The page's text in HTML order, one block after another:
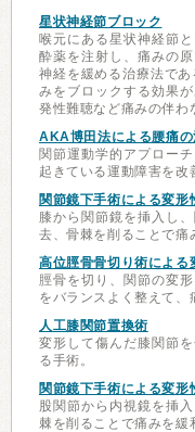
星状神経節ブロック
喉元にある星状神経節
酔薬を注射し、痛みの
神経を緩める治療法で
みをブロックする効果
発性難聴など痛みの伴わ
AKA博田法による腰痛の
関節運動学的アプロー
起きている運動障害を改
関節鏡下手術による変形
膝から関節鏡を挿入し
去、骨棘を削ることで痛
高位脛骨骨切り術による
脛骨を切り、関節の変
をバランスよく整えて、
人工膝関節置換術
変形して傷んだ膝関節
る手術。
関節鏡下手術による変形
股関節から内視鏡を挿
棘を削ることで痛みを緩